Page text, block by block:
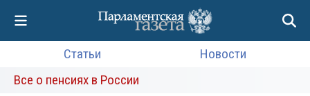
Статьи
Новости
Все о пенсиях в России